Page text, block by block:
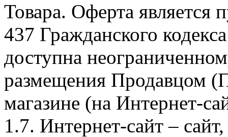
Товара. Оферта является
437 Гражданского
доступна
размещения Продавцом
магазине (на Интернет-
1.7. Интернет-сайт –